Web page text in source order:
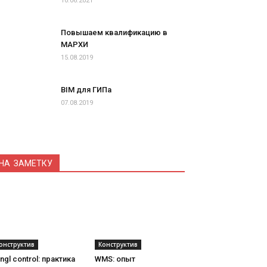
Повышаем квалификацию в
МАРХИ
15.08.2019
BIM для ГИПа
07.08.2019
ЗАМЕТКУ
control: практика
Конструктив
WMS: опыт